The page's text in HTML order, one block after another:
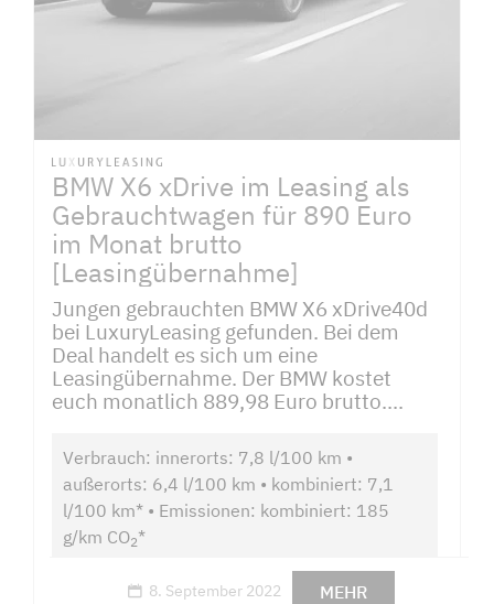
BMW X6 xDrive im Leasing als
Gebrauchtwagen für 890 Euro
im Monat brutto
[Leasingübernahme]
Jungen gebrauchten BMW X6 xDrive40d
bei LuxuryLeasing gefunden. Bei dem
Deal handelt es sich um eine
Leasingübernahme. Der BMW kostet
euch monatlich 889,98 Euro brutto....
Verbrauch: innerorts: 7,8 l/100 km •
außerorts: 6,4 l/100 km • kombiniert: 7,1
l/100 km* • Emissionen: kombiniert: 185
g/km CO2*
8. September 2022 MEHR